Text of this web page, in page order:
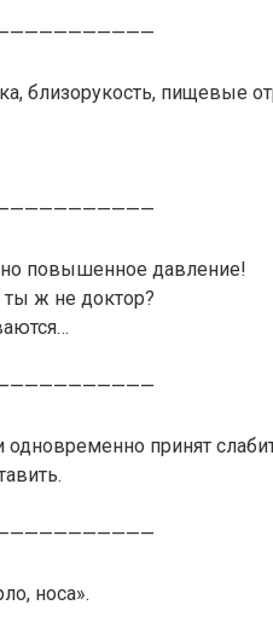
близорукость, пищевые
повышенное давление!
ж не доктор?
одновременно принят
носа».